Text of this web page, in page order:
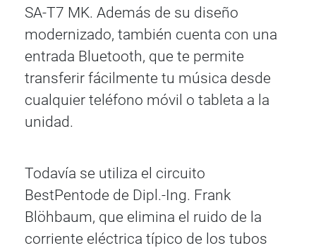
SA-T7 MK. Además de su diseño
modernizado, también cuenta con una
entrada Bluetooth, que te permite
transferir fácilmente tu música desde
cualquier teléfono móvil o tableta a la
unidad.
Todavía se utiliza el circuito
BestPentode de Dipl.-Ing. Frank
Blöhbaum, que elimina el ruido de la
corriente eléctrica típico de los tubos